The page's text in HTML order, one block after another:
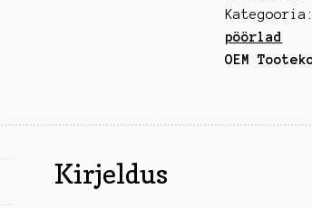
pöörlad
OEM
Kirjeldus